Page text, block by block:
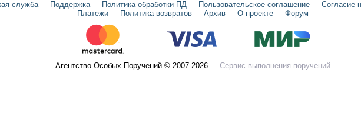
служба Поддержка Политика обработки ПД Пользовательское соглашение
Согласие
Платежи
Политика возвратов Архив О проекте Форум
Агентство Особых Поручений © 2007-2026 Сервис выполнения поручений